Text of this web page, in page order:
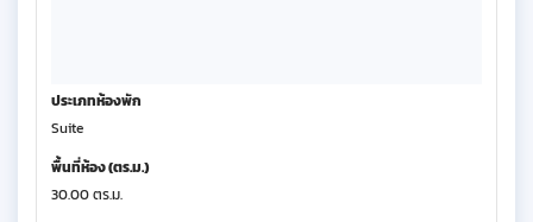
ประเภทห้องพัก
Suite
พื้นที่ห้อง (ตร.ม.)
30.00 ตร.ม.